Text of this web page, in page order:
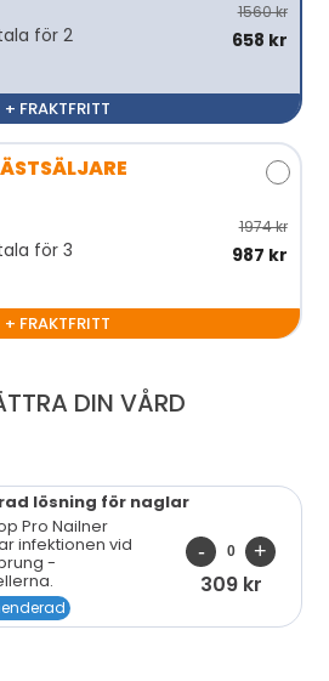
för 2
1560 kr
658 kr
+ FRAKTFRITT
för 3
1974 kr
987 kr
+ FRAKTFRITT
DIN VÅRD
lösning för naglar
Pro Nailner
infektionen vid
-
309 kr